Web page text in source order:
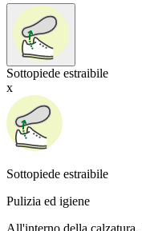
Sottopiede estraibile
x
Sottopiede estraibile
Pulizia ed igiene
All'interno della